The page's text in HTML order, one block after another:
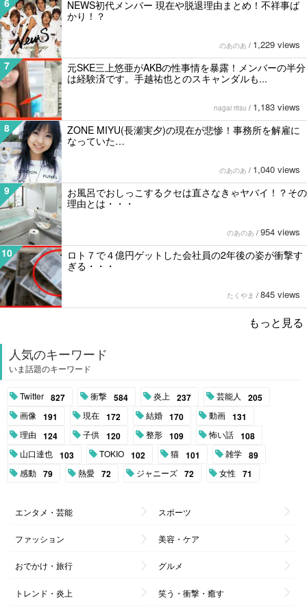
6
NEWS初代メンバー 現在や脱退理由まとめ！不祥事ば
かり！？
のあのあ / 1,229 views
7
元SKE三上悠亜がAKBの性事情を暴露！メンバーの半分
は経験済です。手越祐也とのスキャンダルも...
nagai ritsu / 1,183 views
8
ZONE MIYU(長瀬実夕)の現在が悲惨！事務所を解雇に
なっていた…
のあのあ / 1,040 views
9
お風呂でおしっこするクセは直さなきゃヤバイ！？その
理由とは・・・
のあのあ / 954 views
10
ロト７で４億円ゲットした会社員の2年後の姿が衝撃す
ぎる・・・
たくやま / 845 views
もっと見る
人気のキーワード
いま話題のキーワード
Twitter 827 衝撃 584 炎上 237 芸能人 205
画像 191 現在 172 結婚 170 動画 131
理由 124 子供 120 整形 109 怖い話 108
山口達也 103 TOKIO 102 猫 101 雑学 89
感動 79 熱愛 72 ジャニーズ 72 女性 71
エンタメ・芸能 スポーツ
ファッション 美容・ケア
おでかけ・旅行 グルメ
トレンド・炎上 笑う・衝撃・癒す